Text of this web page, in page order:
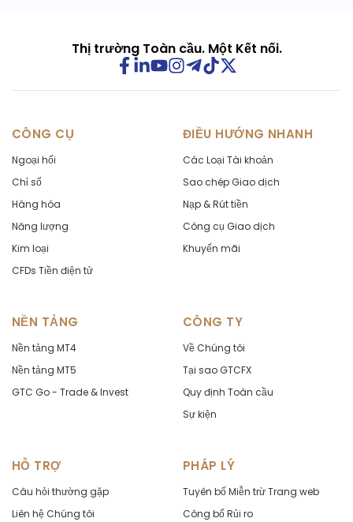
Thị trường Toàn cầu. Một Kết nối.
CÔNG CỤ
Ngoại hối
Chỉ số
Hàng hóa
Năng lượng
Kim loại
CFDs Tiền điện tử
ĐIỀU HƯỚNG NHANH
Các Loại Tài khoản
Sao chép Giao dịch
Nạp & Rút tiền
Công cụ Giao dịch
Khuyến mãi
NỀN TẢNG
Nền tảng MT4
Nền tảng MT5
GTC Go - Trade & Invest
CÔNG TY
Về Chúng tôi
Tại sao GTCFX
Quy định Toàn cầu
Sự kiện
HỖ TRỢ
Câu hỏi thường gặp
Liên hệ Chúng tôi
PHÁP LÝ
Tuyên bố Miễn trừ Trang web
Công bố Rủi ro